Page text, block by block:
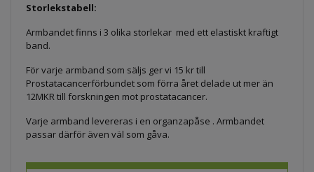
Storlekstabell:
Armbandet finns i 3 olika storlekar med ett elastiskt kraftigt
band.
För varje armband som säljs ger vi 15 kr till
Prostatacancerförbundet som förra året delade ut mer än
12MKR till forskningen mot prostatacancer.
Varje armband levereras i en organzapåse . Armbandet
passar därför även väl som gåva.